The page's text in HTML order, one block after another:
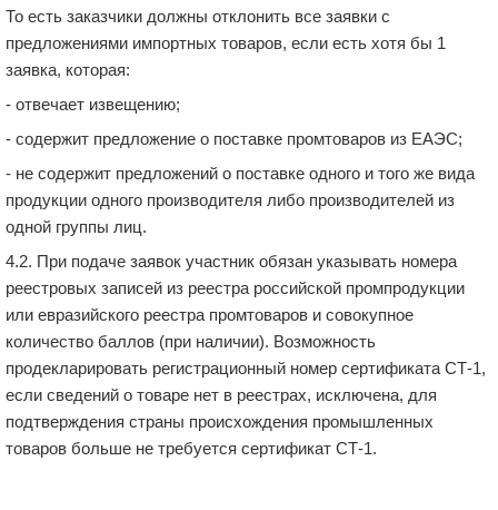
То есть заказчики должны отклонить все заявки с
предложениями импортных товаров, если есть хотя бы 1
заявка, которая:
- отвечает извещению;
- содержит предложение о поставке промтоваров из ЕАЭС;
- не содержит предложений о поставке одного и того же вида
продукции одного производителя либо производителей из
одной группы лиц.
4.2. При подаче заявок участник обязан указывать номера
реестровых записей из реестра российской промпродукции
или евразийского реестра промтоваров и совокупное
количество баллов (при наличии). Возможность
продекларировать регистрационный номер сертификата СТ-1,
если сведений о товаре нет в реестрах, исключена, для
подтверждения страны происхождения промышленных
товаров больше не требуется сертификат СТ-1.